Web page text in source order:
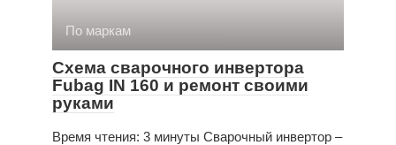
По маркам
Схема сварочного инвертора
Fubag IN 160 и ремонт своими
руками
Время чтения: 3 минуты Сварочный инвертор –